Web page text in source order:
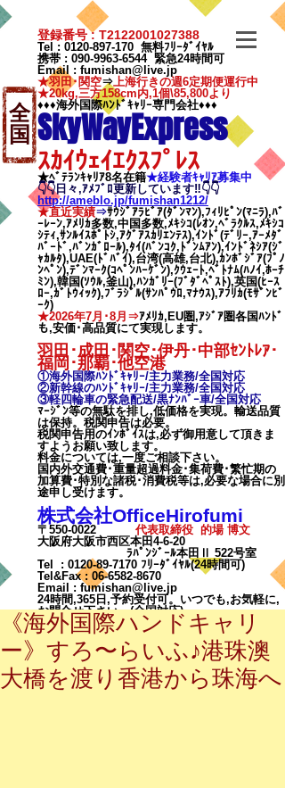
全
国
登録番号 : T2122001027388
Tel : 0120-897-170 無料ﾌﾘｰﾀﾞｲﾔﾙ
携帯 : 090-9963-6544緊急24時間可
Email : fumishan@live.jp
★羽田･関空⇒上海行きの週6定期便運行中
★20kg,三方158cm内,1個\85,800より
♦♦♦海外国際ﾊﾝﾄﾞｷｬﾘｰ専門会社♦♦♦
SkyWayExpress
ｽｶｲｳｪｲｴｸｽﾌﾟﾚｽ
★ﾍﾞﾃﾗﾝｷｬﾘｱ8名在籍★​経験者ｷｬﾘｱ募集中
👇👇日々,ｱﾒﾌﾞﾛ更新しています‼👇👇
http://ameblo.jp/fumishan1212/
★直近実績⇒ｻｳｼﾞｱﾗﾋﾞｱ(ﾀﾞﾝﾏﾝ),ﾌｨﾘﾋﾟﾝ(ﾏﾆﾗ),ﾊﾞ
ｰﾚｰﾝ,ｱﾒﾘｶ多数,中国多数,ﾒｷｼｺ(ﾚｵﾝ,ﾍﾞﾗｸﾙｽ,ﾒｷｼｺ
ｼﾃｨ,ｻﾝﾙｲｽﾎﾟﾄｼ,ｱｸﾞｱｽｶﾘｴﾝﾃｽ),ｲﾝﾄﾞ(ﾃﾞﾘｰ,ｱｰﾒﾀﾞ
ﾊﾞｰﾄﾞ,ﾊﾞﾝｶﾞﾛｰﾙ),ﾀｲ(ﾊﾞﾝｺｸ,ﾄﾞﾝﾑｱﾝ),ｲﾝﾄﾞﾈｼｱ(ｼﾞ
ｬｶﾙﾀ),UAE(ﾄﾞﾊﾞｲ),台湾(高雄,台北),ｶﾝﾎﾞｼﾞｱ(ﾌﾟﾉ
ﾝﾍﾟﾝ),ﾃﾞﾝﾏｰｸ(ｺﾍﾟﾝﾊｰｹﾞﾝ),ｸｳｪｰﾄ,ﾍﾞﾄﾅﾑ(ﾊﾉｲ,ﾎｰﾁ
ﾐﾝ),韓国(ｿｳﾙ,釜山),ﾊﾝｶﾞﾘｰ(ﾌﾞﾀﾞﾍﾟｽﾄ),英国(ﾋｰｽ
ﾛｰ,ｶﾞﾄｳｨｯｸ),ﾌﾞﾗｼﾞﾙ(ｻﾝﾊﾟｳﾛ,ﾏﾅｳｽ),ｱﾌﾘｶ(ﾓｻﾞﾝﾋﾞ
ｰｸ)
★2026年7月･8月⇒ｱﾒﾘｶ,EU圏,ｱｼﾞｱ圏各国ﾊﾝﾄﾞ
も,安価･高品質にて実現します。
羽田･成田･関空･伊丹･中部ｾﾝﾄﾚｱ･
福岡･那覇･他空港
①海外国際ﾊﾝﾄﾞｷｬﾘｰ/主力業務/全国対応
②新幹線のﾊﾝﾄﾞｷｬﾘｰ/主力業務/全国対応
③軽四輪車の緊急配送/黒ﾅﾝﾊﾞｰ車/全国対応
ﾏｰｼﾞﾝ等の無駄を排し,低価格を実現。輸送品質
は保持。税関申告は必要。
税関申告用のｲﾝﾎﾞｲｽは,必ず御用意して頂きま
すようお願い致します。
料金については,一度ご相談下さい。
国内外交通費･重量超過料金･集荷費･繁忙期の
加算費･特別な諸税･消費税等は,必要な場合に別
途申し受けます。
株式会社OfficeHirofumi
〒550-0022 代表取締役 的場 博文
大阪府大阪市西区本田4-6-20
ﾗﾊﾟﾝｼﾞｰﾙ本田Ⅱ 522号室
Tel : 0120-89-7170 ﾌﾘｰﾀﾞｲﾔﾙ(24時間可)
Tel&Fax : 06-6582-8670
Email
: fumishan@live.jp
24時間,365日,予約受付可。いつでも,お気軽に,
お問合せ下さい。(全国対応)
《海外国際ハンドキャリ
ー》すろ〜らいふ♪港珠澳
大橋を渡り香港から珠海へ